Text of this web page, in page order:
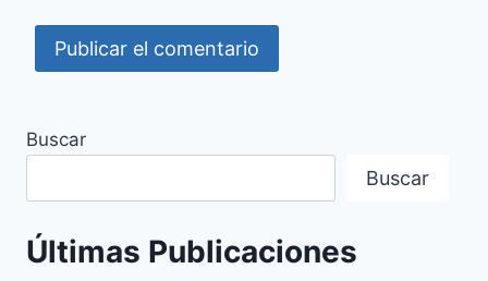
Buscar
Buscar
Últimas Publicaciones